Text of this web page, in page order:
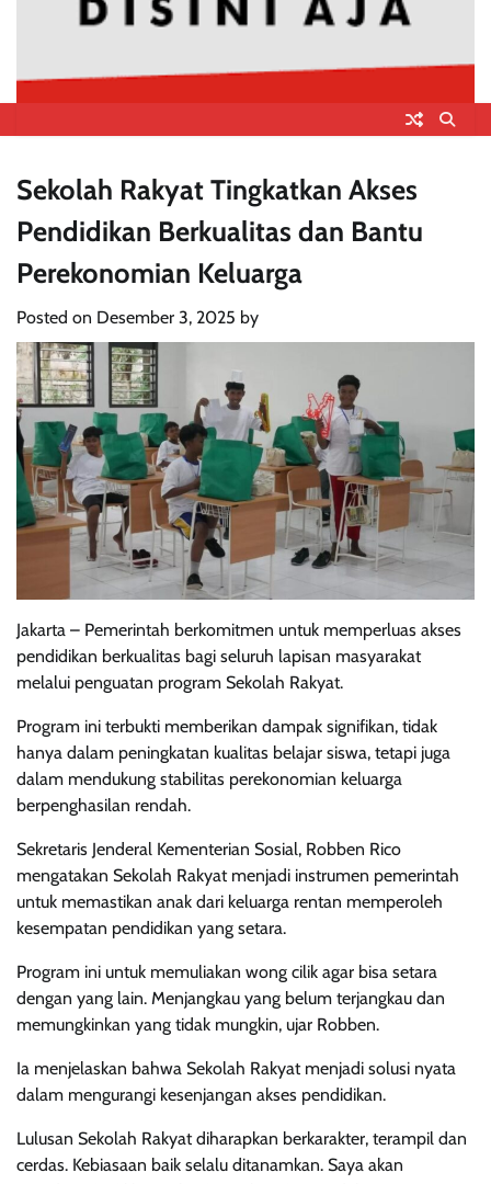
Sekolah Rakyat Tingkatkan Akses
Pendidikan Berkualitas dan Bantu
Perekonomian Keluarga
Posted on Desember 3, 2025 by
Jakarta – Pemerintah berkomitmen untuk memperluas akses
pendidikan berkualitas bagi seluruh lapisan masyarakat
melalui penguatan program Sekolah Rakyat.
Program ini terbukti memberikan dampak signifikan, tidak
hanya dalam peningkatan kualitas belajar siswa, tetapi juga
dalam mendukung stabilitas perekonomian keluarga
berpenghasilan rendah.
Sekretaris Jenderal Kementerian Sosial, Robben Rico
mengatakan Sekolah Rakyat menjadi instrumen pemerintah
untuk memastikan anak dari keluarga rentan memperoleh
kesempatan pendidikan yang setara.
Program ini untuk memuliakan wong cilik agar bisa setara
dengan yang lain. Menjangkau yang belum terjangkau dan
memungkinkan yang tidak mungkin, ujar Robben.
Ia menjelaskan bahwa Sekolah Rakyat menjadi solusi nyata
dalam mengurangi kesenjangan akses pendidikan.
Lulusan Sekolah Rakyat diharapkan berkarakter, terampil dan
cerdas. Kebiasaan baik selalu ditanamkan. Saya akan